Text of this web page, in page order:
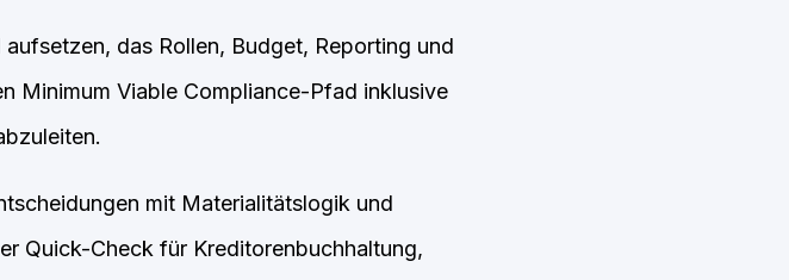
das Rollen, Budget, Reporting und
Minimum Viable Compliance-Pfad inklusive
mit Materialitätslogik und
Quick-Check für Kreditorenbuchhaltung,